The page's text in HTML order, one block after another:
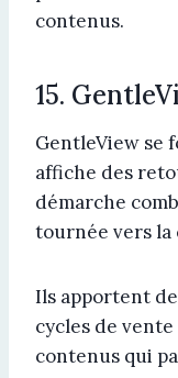
contenus.
15.
GentleView se
affiche des
démarche
tournée vers la
Ils apportent
cycles de vente
contenus qui